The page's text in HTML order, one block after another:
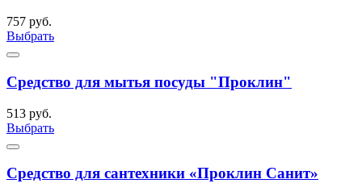
757 руб.
Выбрать
Средство для мытья посуды "Проклин"
513 руб.
Выбрать
Средство для сантехники «Проклин Санит»